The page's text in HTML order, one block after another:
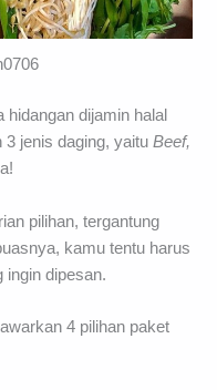
dijamin halal
3 jenis daging, yaituBeef,
pilihan, tergantung
kamu tentu harus
ingin dipesan.
4 pilihan paket